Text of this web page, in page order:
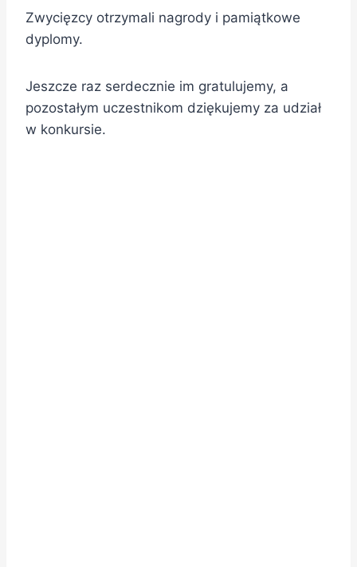
Zwycięzcy otrzymali nagrody i pamiątkowe
dyplomy.
Jeszcze raz serdecznie im gratulujemy, a
pozostałym uczestnikom dziękujemy za udział
w konkursie.